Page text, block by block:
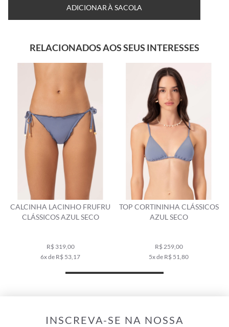
ADICIONAR À SACOLA
RELACIONADOS AOS SEUS INTERESSES
FRUFRU
SECO
TOP CORTININHA CLÁSSICOS
AZUL SECO
TOP
BERRY AZUL
29% OFF
INSCREVA-SE NA NOSSA